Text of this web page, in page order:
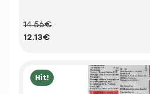
14.56€
12.13€
Hit!